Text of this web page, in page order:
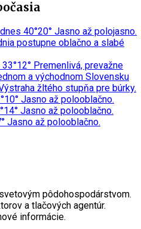
dnes 40°20° Jasno až polojasno.
postupne oblačno a slabé
33°12° Premenlivá, prevažne
a východnom Slovensku
žltého stupňa pre búrky.
10° Jasno až polooblačno.
14° Jasno až polooblačno.
Jasno až polooblačno.
pôdohospodárstvom.
a tlačových agentúr.
informácie.